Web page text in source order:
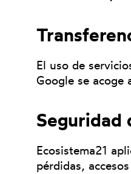
El uso de
Google se acoge
Seguridad
Ecosistema21
pérdidas,